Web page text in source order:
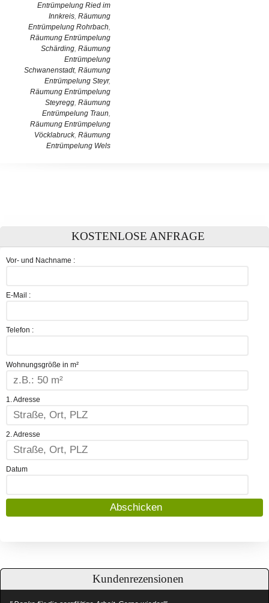
Entrümpelung Ried im
Innkreis, Räumung
Entrümpelung Rohrbach,
Räumung Entrümpelung
Schärding, Räumung
Entrümpelung
Schwanenstadt, Räumung
Entrümpelung Steyr,
Räumung Entrümpelung
Steyregg, Räumung
Entrümpelung Traun,
Räumung Entrümpelung
Vöcklabruck, Räumung
Entrümpelung Wels
KOSTENLOSE ANFRAGE
Vor- und Nachname :
E-Mail :
Telefon :
Wohnungsgröße in m²
1. Adresse
2. Adresse
Datum
Kundenrezensionen